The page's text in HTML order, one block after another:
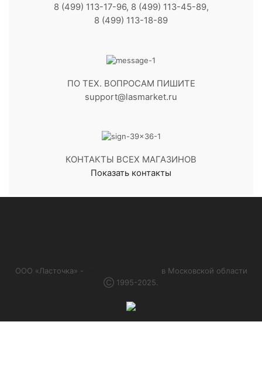
8 (499) 113-17-96, 8 (499) 113-45-89,
8 (499) 113-18-89
ПО ТЕХ. ВОПРОСАМ ПИШИТЕ
support@lasmarket.ru
КОНТАКТЫ ВСЕХ МАГАЗИНОВ
Показать контакты
ООО «Ласточка» -
в Московской области
Ⓒ 1995-2025.